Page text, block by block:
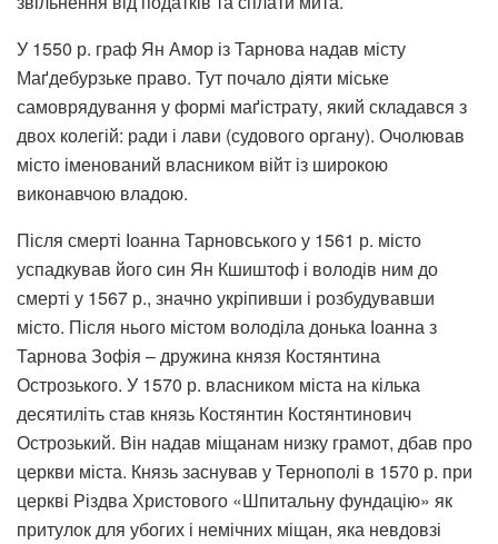
У 1550 р. граф Ян Амор із Тарнова надав місту
Маґдебурзьке право. Тут почало діяти міське
самоврядування у формі маґістрату, який складався з
двох колегій: ради і лави (судового органу). Очолював
місто іменований власником війт із широкою
виконавчою владою.
Після смерті Іоанна Тарновського у 1561 р. місто
успадкував його син Ян Кшиштоф і володів ним до
смерті у 1567 р., значно укріпивши і розбудувавши
місто. Після нього містом володіла донька Іоанна з
Тарнова Зофія – дружина князя Костянтина
Острозького. У 1570 р. власником міста на кілька
десятиліть став князь Костянтин Костянтинович
Острозький. Він надав міщанам низку грамот, дбав про
церкви міста. Князь заснував у Тернополі в 1570 р. при
церкві Різдва Христового «Шпитальну фундацію» як
притулок для убогих і немічних міщан, яка невдовзі